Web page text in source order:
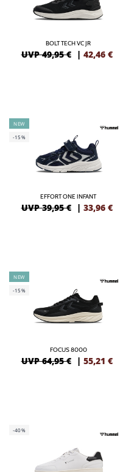
BOLT TECH VC JR
UVP 49,95 € | 42,46 €
NEW
-15%
EFFORT ONE INFANT
UVP 39,95 € | 33,96 €
NEW
-15%
FOCUS 8000
UVP 64,95 € | 55,21 €
-40%